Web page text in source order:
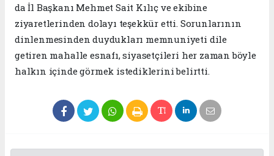
da İl Başkanı Mehmet Sait Kılıç ve ekibine
ziyaretlerinden dolayı teşekkür etti. Sorunlarının
dinlenmesinden duydukları memnuniyeti dile
getiren mahalle esnafı, siyasetçileri her zaman böyle
halkın içinde görmek istediklerini belirtti.